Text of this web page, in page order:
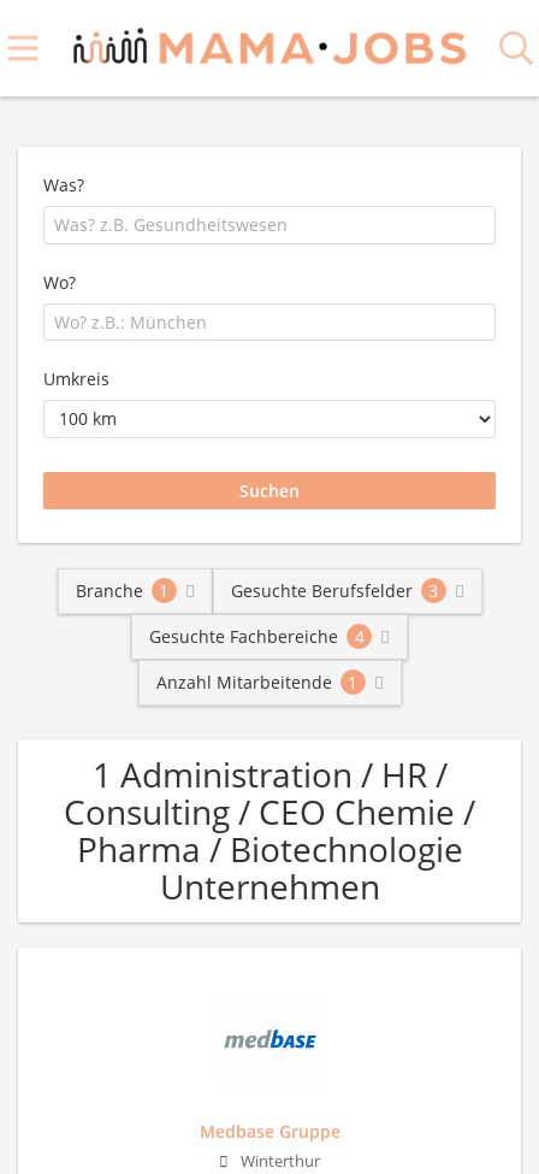
Was?
Wo?
Umkreis
Branche 1 Gesuchte Berufsfelder
3
Gesuchte Fachbereiche
4
Anzahl Mitarbeitende
1
1 Administration / HR /
Consulting / CEO Chemie /
Pharma / Biotechnologie
Unternehmen
Medbase Gruppe
Winterthur